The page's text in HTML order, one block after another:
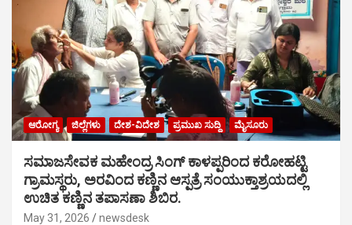
ಆರೋಗ್ಯ ಜಿಲ್ಲೆಗಳು ದೇಶ-ವಿದೇಶ ಪ್ರಮುಖ ಸುದ್ದಿ ಮೈಸೂರು
ಸಮಾಜಸೇವಕ ಮಹೇಂದ್ರ ಸಿಂಗ್ ಕಾಳಪ್ಪರಿಂದ ಕರೋಹಟ್ಟಿ
ಗ್ರಾಮಸ್ಥರು, ಅರವಿಂದ ಕಣ್ಣಿನ ಆಸ್ಪತ್ರೆ ಸಂಯುಕ್ತಾಶ್ರಯದಲ್ಲಿ
ಉಚಿತ ಕಣ್ಣಿನ ತಪಾಸಣಾ ಶಿಬಿರ.
May 31, 2026 newsdesk